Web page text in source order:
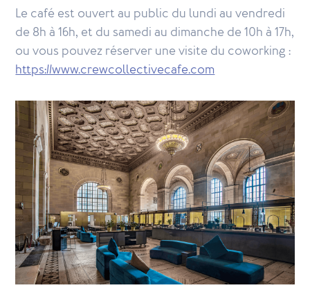
Le café est ouvert au public du lundi au vendredi
de 8h à 16h, et du samedi au dimanche de 10h à 17h,
ou vous pouvez réserver une visite du coworking :
https://www.crewcollectivecafe.com